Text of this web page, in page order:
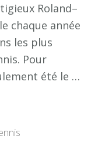
Roland–
chaque année
les plus
Pour
été le …